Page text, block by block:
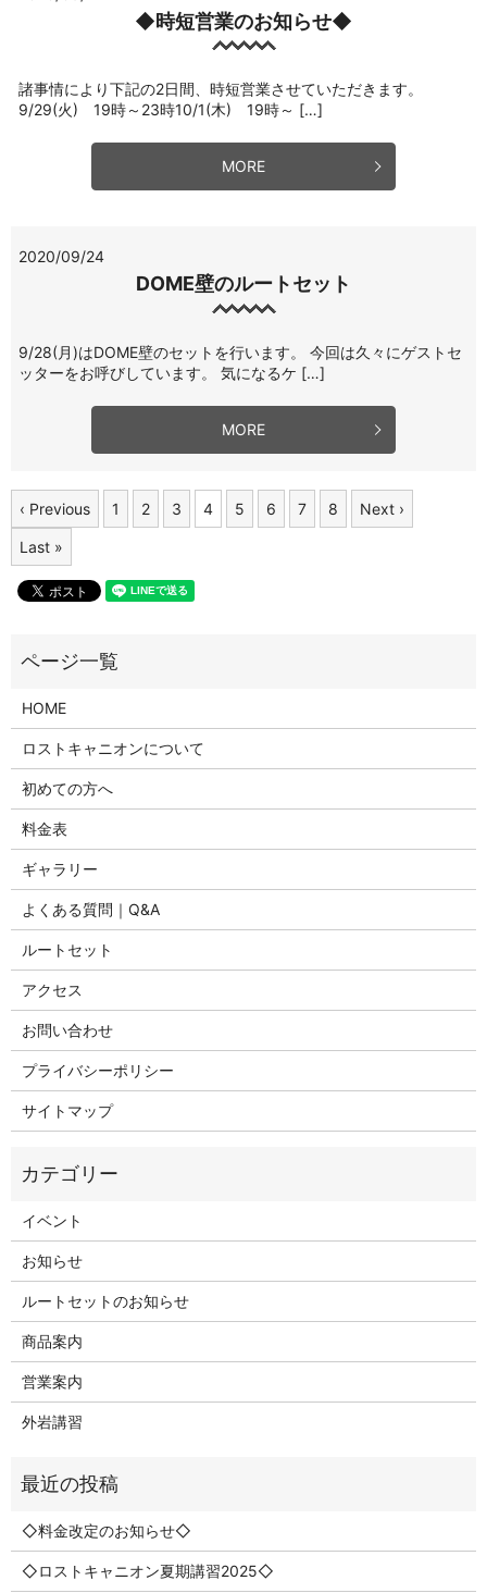
◆時短営業のお知らせ◆
諸事情により下記の2日間、時短営業させていただきます。
9/29(火) 19時～23時10/1(木) 19時～ […]
MORE
2020/09/24
DOME壁のルートセット
9/28(月)はDOME壁のセットを行います。 今回は久々にゲストセ
ッターをお呼びしています。 気になるケ […]
MORE
‹ Previous 1 2 3 4 5 6 7 8 Next ›
Last »
HOME
ロストキャニオンについて
初めての方へ
料金表
ギャラリー
よくある質問｜Q&A
ルートセット
アクセス
お問い合わせ
プライバシーポリシー
サイトマップ
イベント
お知らせ
ルートセットのお知らせ
商品案内
営業案内
外岩講習
◇料金改定のお知らせ◇
◇ロストキャニオン夏期講習2025◇